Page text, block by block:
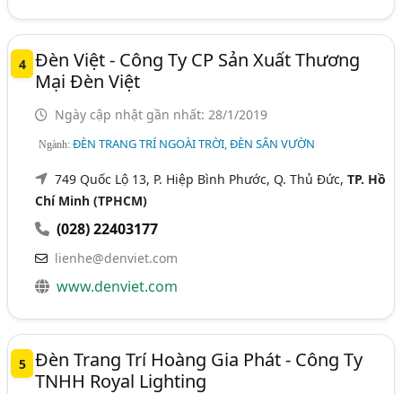
4 Đèn Việt - Công Ty CP Sản Xuất Thương
Mại Đèn Việt
Ngày cập nhật gần nhất: 28/1/2019
Ngành:ĐÈN TRANG TRÍ NGOÀI TRỜI, ĐÈN SÂN VƯỜN
749 Quốc Lộ 13, P. Hiệp Bình Phước, Q. Thủ Đức,TP. Hồ
Chí Minh (TPHCM)
(028) 22403177
lienhe@denviet.com
www.denviet.com
5 Đèn Trang Trí Hoàng Gia Phát - Công Ty
TNHH Royal Lighting